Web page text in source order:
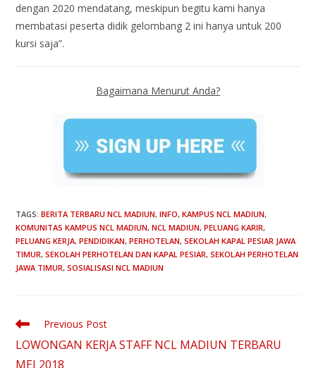
dengan 2020 mendatang, meskipun begitu kami hanya
membatasi peserta didik gelombang 2 ini hanya untuk 200
kursi saja”.
Bagaimana Menurut Anda?
TAGS:BERITA TERBARU NCL MADIUN, INFO, KAMPUS NCL MADIUN,
KOMUNITAS KAMPUS NCL MADIUN, NCL MADIUN, PELUANG KARIR,
PELUANG KERJA, PENDIDIKAN, PERHOTELAN, SEKOLAH KAPAL PESIAR JAWA
TIMUR, SEKOLAH PERHOTELAN DAN KAPAL PESIAR, SEKOLAH PERHOTELAN
JAWA TIMUR, SOSIALISASI NCL MADIUN
Previous Post
LOWONGAN KERJA STAFF NCL MADIUN TERBARU
MEI 2018